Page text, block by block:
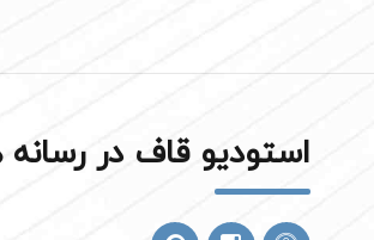
استودیو قاف در رسانه